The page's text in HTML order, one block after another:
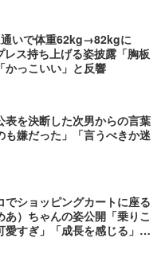
いで体重62kg→82kgに
ス持ち上げる姿披露「胸板
かっこいい」と反響
表を決断した次男からの言葉
も嫌だった」「言うべきか迷
でショッピングカートに座る
あ）ちゃんの姿公開「乗りこ
愛すぎ」「成長を感じる」の